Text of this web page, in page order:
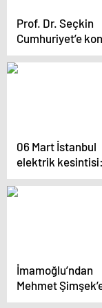
Prof. Dr. Seçkin
Cumhuriyet’e
‘İstanbul’un
dokusu geri
06 Mart İstanbul
elektrik kesintisi:
İstanbul
elektrikler ne
İmamoğlu’ndan
Mehmet
çağrı: ‘İtibarını